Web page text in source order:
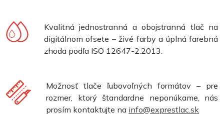
Kvalitná jednostranná a obojstranná tlač na
digitálnom ofsete – živé farby a úplná farebná
zhoda podľa ISO 12647-2:2013.
Možnosť tlače ľubovoľných formátov – pre
rozmer, ktorý štandardne neponúkame, nás
prosím kontaktujte na info@exprestlac.sk